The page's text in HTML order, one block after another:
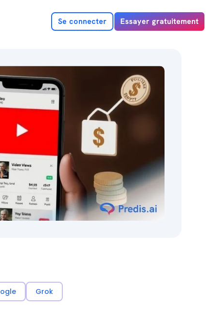
Se connecter Essayer gratuitement
Grok